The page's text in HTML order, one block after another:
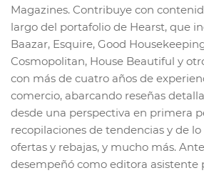
Magazines. Contribuye con
largo del portafolio de Hearst, que
Baazar, Esquire, Good
Cosmopolitan, House Beautiful y
con más de cuatro años de
comercio, abarcando reseñas
desde una perspectiva en primera
recopilaciones de tendencias y de
ofertas y rebajas, y mucho más.
desempeñó como editora asistente